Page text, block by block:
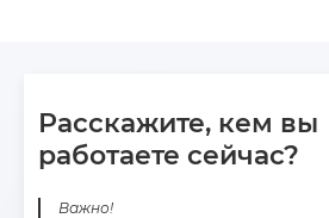
Расскажите, кем вы
работаете сейчас?
Важно!